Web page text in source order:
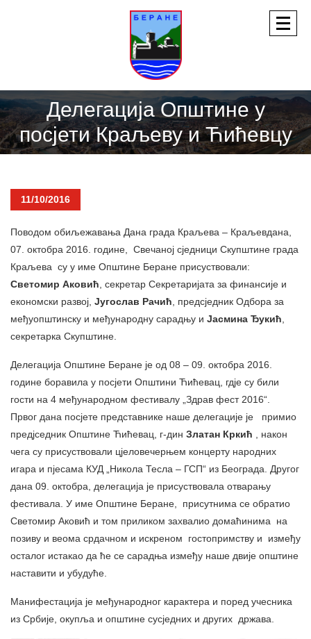
Делегација Општине у
посјети Краљеву и Ћићевцу
11/10/2016
Поводом обиљежавања Дана града Краљева – Краљевдана,
07. октобра 2016. године, Свечаној сједници Скупштине града
Краљева су у име Општине Беране присуствовали:
Светомир Аковић, секретар Секретаријата за финансије и
економски развој, Југослав Рачић, предсједник Одбора за
међуопштинску и међународну сарадњу и Јасмина Ђукић,
секретарка Скупштине.
Делегација Општине Беране је од 08 – 09. октобра 2016.
године боравила у посјети Општини Ћићевац, гдје су били
гости на 4 међународном фестивалу „Здрав фест 2016“.
Првог дана посјете представнике наше делегације је примио
предјседник Општине Ћићевац, г-дин Златан Кркић , након
чега су присуствовали цјеловечерњем концерту народних
игара и пјесама КУД „Никола Тесла – ГСП“ из Београда. Другог
дана 09. октобра, делегација је присуствовала отварању
фестивала. У име Општине Беране, присутнима се обратио
Светомир Аковић и том приликом захвалио домаћинима на
позиву и веома срдачном и искреном гостопримству и између
осталог истакао да ће се сарадња између наше двије општине
наставити и убудуће.
Манифестација је међународног карактера и поред учесника
из Србије, окупља и општине сусједних и других држава.